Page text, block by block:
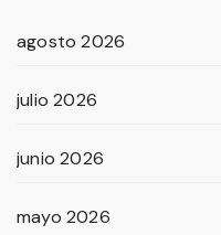
agosto 2026
julio 2026
junio 2026
mayo 2026